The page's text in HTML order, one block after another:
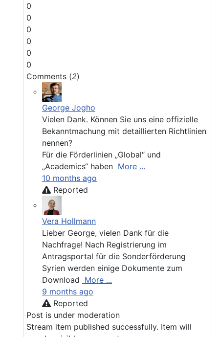
0
0
0
0
0
0
Comments (2)
George Jogho
Vielen Dank. Können Sie uns eine offizielle
Bekanntmachung mit detaillierten Richtlinien
nennen?
Für die Förderlinien „Global“ und
„Academics“ haben More ...
10 months ago
Reported
Vera Hollmann
Lieber George, vielen Dank für die
Nachfrage! Nach Registrierung im
Antragsportal für die Sonderförderung
Syrien werden einige Dokumente zum
Download More ...
9 months ago
Reported
Post is under moderation
Stream item published successfully. Item will